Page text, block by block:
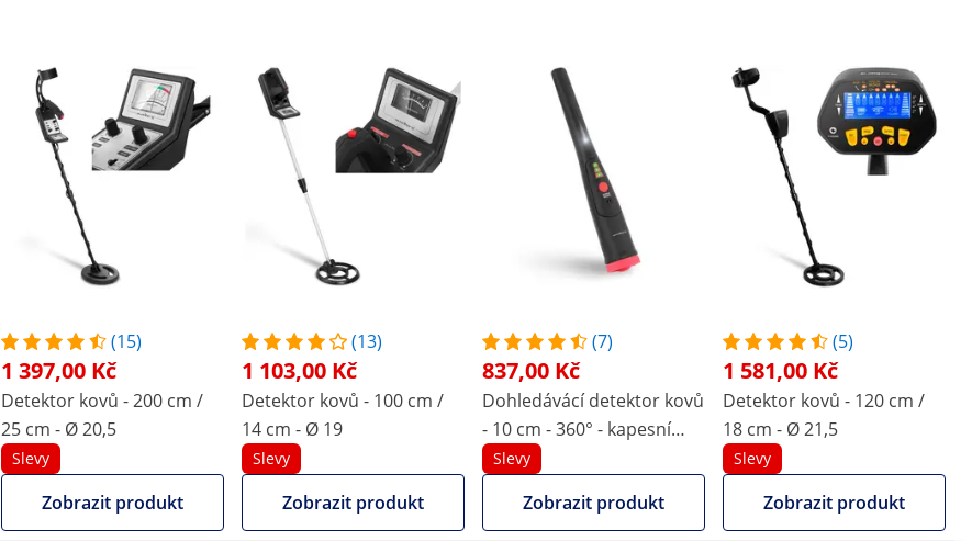
(15)
1 397,00 Kč
Detektor kovů - 200 cm /
25 cm - Ø 20,5
Slevy
Zobrazit produkt
(13)
1 103,00 Kč
Detektor kovů - 100 cm /
14 cm - Ø 19
Slevy
Zobrazit produkt
(7)
837,00 Kč
Dohledávácí detektor kovů
- 10 cm - 360° - kapesní
svítilna
Slevy
Zobrazit produkt
(5)
1 581,00 Kč
Detektor kovů - 120 cm /
18 cm - Ø 21,5
Slevy
Zobrazit produkt